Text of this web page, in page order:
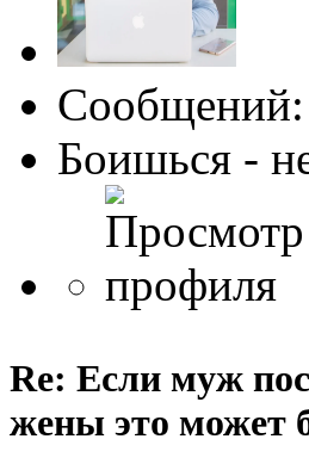
Сообщений:
Боишься -
Re: Если муж
жены это может